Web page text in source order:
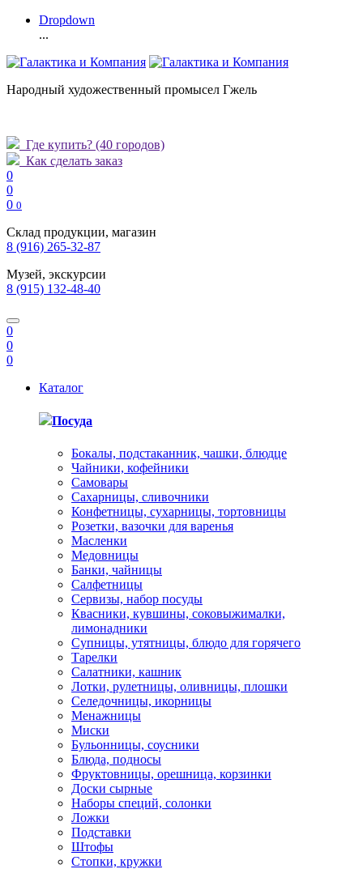
Dropdown
...
Народный художественный промысел Гжель
Где купить? (40 городов)
Как сделать заказ
0
0
0 0
Склад продукции, магазин
8 (916) 265-32-87
Музей, экскурсии
8 (915) 132-48-40
0
0
0
Каталог
Посуда
Бокалы, подстаканник, чашки, блюдце
Чайники, кофейники
Самовары
Сахарницы, сливочники
Конфетницы, сухарницы, тортовницы
Розетки, вазочки для варенья
Масленки
Медовницы
Банки, чайницы
Салфетницы
Сервизы, набор посуды
Квасники, кувшины, соковыжималки,
лимонадники
Супницы, утятницы, блюдо для горячего
Тарелки
Салатники, кашник
Лотки, рулетницы, оливницы, плошки
Селедочницы, икорницы
Менажницы
Миски
Бульонницы, соусники
Блюда, подносы
Фруктовницы, орешница, корзинки
Доски сырные
Наборы специй, солонки
Ложки
Подставки
Штофы
Стопки, кружки